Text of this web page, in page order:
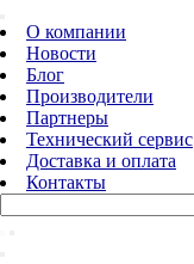
О компании
Новости
Блог
Производители
Партнеры
Технический сервис
Доставка и оплата
Контакты